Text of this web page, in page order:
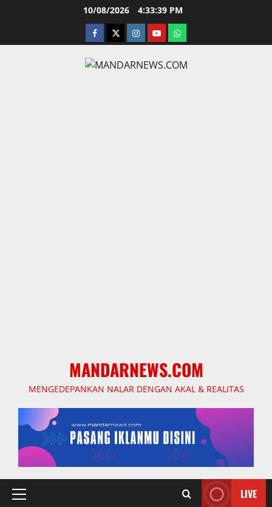
10/08/2026 4:33:40 PM
facebooktwitterinstagram.com
youtubewhatsapp
MANDARNEWS.COM
MENGEDEPANKAN NALAR DENGAN AKAL & REALITAS
Primary
LIVE